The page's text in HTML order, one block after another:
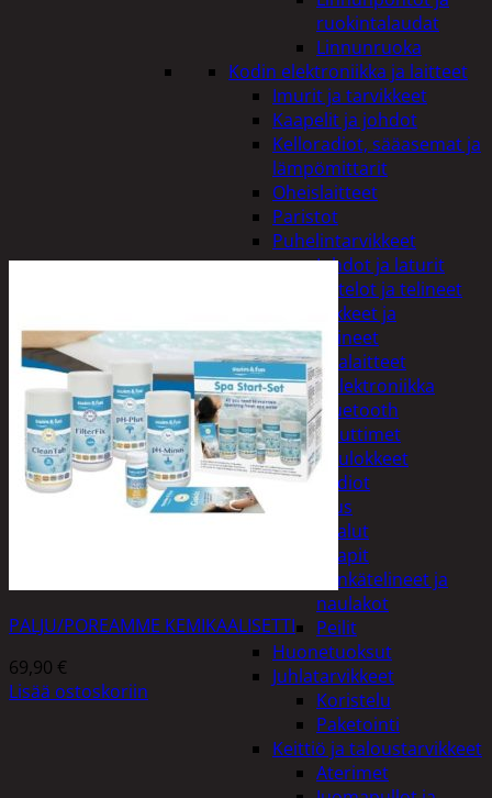
ruokintalaudat
Linnunruoka
Kodin elektroniikka ja laitteet
Imurit ja tarvikkeet
Kaapelit ja johdot
Kelloradiot, sääasemat ja
lämpömittarit
Oheislaitteet
Paristot
Puhelintarvikkeet
Johdot ja laturit
Kotelot ja telineet
Tv-tarvikkeet ja
seinätelineet
Varavirtalaitteet
Viihde-elektroniikka
Bluetooth
kaiuttimet
Kuulokkeet
Radiot
Koti ja sisustus
Huonekalut
Kaapit
Kenkätelineet ja
naulakot
Peilit
Huonetuoksut
Juhlatarvikkeet
Koristelu
Paketointi
Keittiö ja taloustarvikkeet
Aterimet
PALJU/POREAMME KEMIKAALISETTI
69,90 €
Lisää ostoskoriin